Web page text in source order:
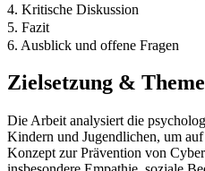
4. Kritische Diskussion
5. Fazit
6. Ausblick und offene Fragen
Zielsetzung &
Die Arbeit analysiert die
Kindern und Jugendlichen, um
Konzept zur Prävention von